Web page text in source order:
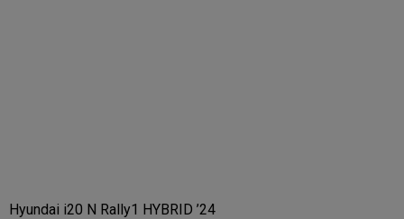
Hyundai i20 N Rally1 HYBRID ’24